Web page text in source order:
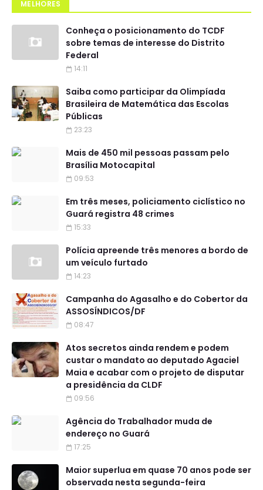
MELHORES
Conheça o posicionamento do TCDF
sobre temas de interesse do Distrito
Federal
14:11
Saiba como participar da Olimpíada
Brasileira de Matemática das Escolas
Públicas
23:23
Mais de 450 mil pessoas passam pelo
Brasília Motocapital
09:53
Em três meses, policiamento ciclístico no
Guará registra 48 crimes
15:33
Polícia apreende três menores a bordo de
um veículo furtado
14:23
Campanha do Agasalho e do Cobertor da
ASSOSÍNDICOS/DF
08:47
Atos secretos ainda rendem e podem
custar o mandato ao deputado Agaciel
Maia e acabar com o projeto de disputar
a presidência da CLDF
09:56
Agência do Trabalhador muda de
endereço no Guará
17:25
Maior superlua em quase 70 anos pode ser
observada nesta segunda-feira